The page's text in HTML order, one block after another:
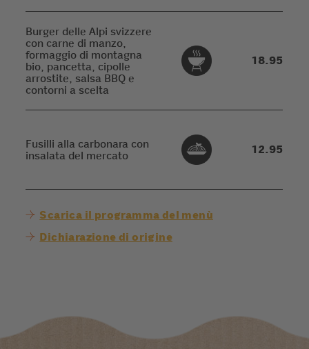
Burger delle Alpi svizzere
con carne di manzo,
formaggio di montagna
bio, pancetta, cipolle
arrostite, salsa BBQ e
contorni a scelta
18.95
Fusilli alla carbonara con
insalata del mercato
12.95
Scarica il programma del menù
Dichiarazione di origine